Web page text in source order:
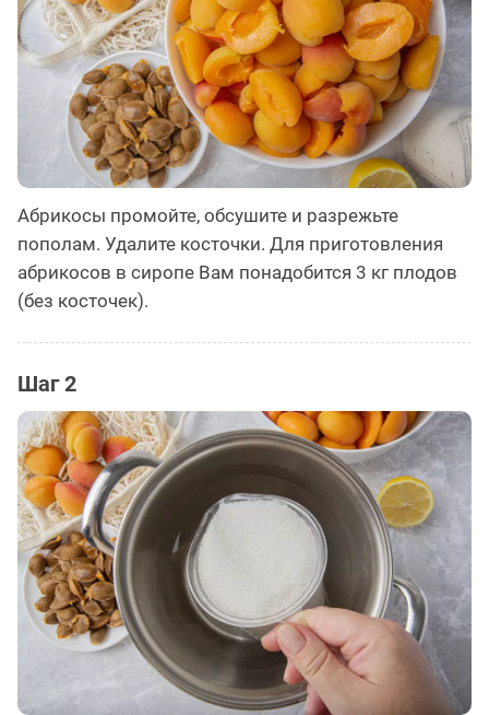
Абрикосы промойте, обсушите и разрежьте
пополам. Удалите косточки. Для приготовления
абрикосов в сиропе Вам понадобится 3 кг плодов
(без косточек).
Шаг 2